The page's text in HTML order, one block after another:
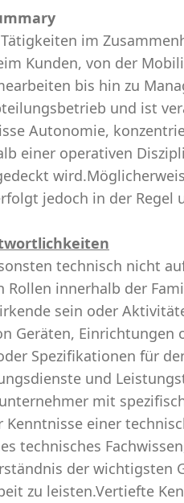
im
Kunden, von der
bis hin zu
und ist
Autonomie,
einer operativen
jedoch in der Regel
technisch nicht
Rollen innerhalb der
sein oder
Geräten,
Spezifikationen für
und
mit
Kenntnisse einer
technisches
der wichtigsten
zu leisten.Vertiefte